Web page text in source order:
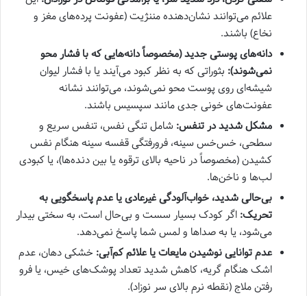
علائم می‌توانند نشان‌دهنده مننژیت (عفونت پرده‌های مغز و
نخاع) باشند.
دانه‌های پوستی جدید (مخصوصاً دانه‌هایی که با فشار محو
نمی‌شوند): بثوراتی که به نظر کبود می‌آیند یا با فشار لیوان
شیشه‌ای روی پوست محو نمی‌شوند، می‌توانند نشانه
عفونت‌های خونی جدی مانند سپسیس باشند.
مشکل شدید در تنفس: شامل تنگی نفس، تنفس سریع و
سطحی، خس‌خس سینه، فرورفتگی قفسه سینه هنگام نفس
کشیدن (مخصوصاً در ناحیه بالای ترقوه یا بین دنده‌ها)، یا کبودی
لب‌ها و ناخن‌ها.
بی‌حالی شدید، خواب‌آلودگی غیرعادی یا عدم پاسخگویی به
تحریک: اگر کودک بسیار سست و بی‌حال است، به سختی بیدار
می‌شود، یا به صداها و لمس شما پاسخ نمی‌دهد.
عدم توانایی نوشیدن مایعات یا علائم کم‌آبی: خشکی دهان، عدم
اشک هنگام گریه، کاهش شدید تعداد پوشک‌های خیس، یا فرو
رفتن ملاج (نقطه نرم بالای سر نوزاد).